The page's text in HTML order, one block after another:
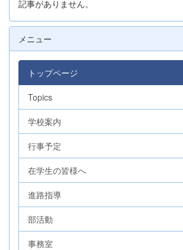
記事がありません。
メニュー
トップページ
Topics
学校案内
行事予定
在学生の皆様へ
進路指導
部活動
事務室